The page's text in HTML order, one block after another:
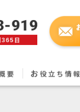
要 お 役立ち情報